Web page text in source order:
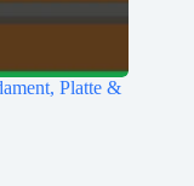
Platte &